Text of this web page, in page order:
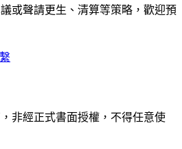
或聲請更生、清算等策略，歡迎預
非經正式書面授權，不得任意使